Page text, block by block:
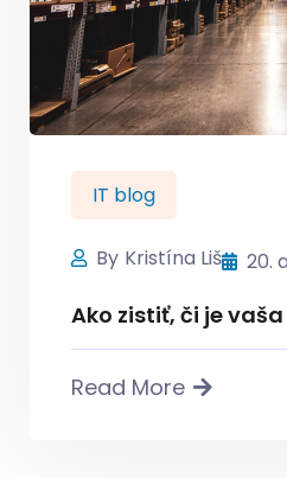
IT blog
By Kristína Liš 20.
Ako zistiť, či je
Read More